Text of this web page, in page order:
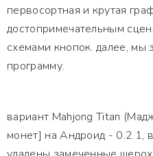
первосортная и крутая
достопримечательным
схемами кнопок. далее, мы
программу.
вариант Mahjong Titan
монет] на Андроид - 0.2.1,